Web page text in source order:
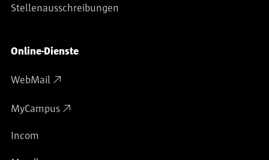
Stellenausschreibungen
Online-Dienste
WebMail
MyCampus
Incom